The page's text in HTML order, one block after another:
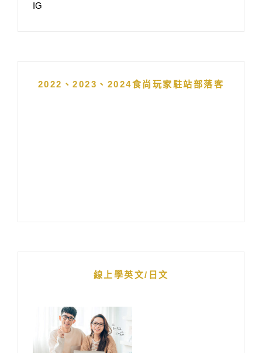
IG
2022、2023、2024食尚玩家駐站部落客
線上學英文/日文